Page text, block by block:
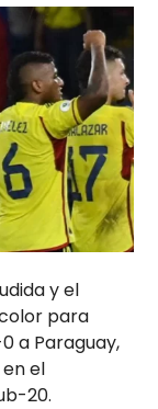
y el
para
a Paraguay,
el
20.